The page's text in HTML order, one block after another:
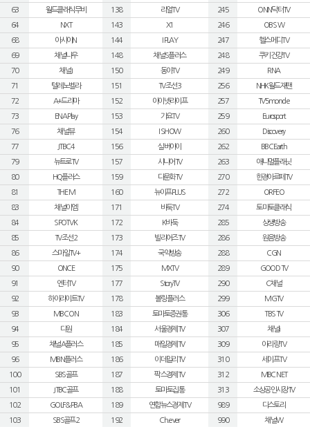
63
월드클래식무비
64
NXT
68
아시아N
69
채널나우
70
채널J
71
텔레노벨라
72
A+드라마
73
ENA Play
76
채널뷰
77
JTBC4
79
뉴트로TV
80
HQ플러스
81
THE M
83
채널이엠
84
SPOTV K
85
TV조선2
86
스마일TV+
90
ONCE
91
엔터TV
92
하이라이트TV
93
MBC ON
94
디원
95
채널A플러스
96
MBN플러스
100
SBS골프
101
JTBC골프
102
GOLF&PBA
103
SBS골프2
138
리얼TV
143
X1
144
I PLAY
148
채널S플러스
150
동아TV
151
TV조선3
152
아이넷라이프
153
가요TV
154
I SHOW
156
실버아이
157
시니어TV
159
다문화TV
160
뉴이프PLUS
171
바둑TV
172
K바둑
173
빌리어즈TV
174
국악방송
175
MXTV
177
StoryTV
178
볼링플러스
183
토마토증권통
184
서울경제TV
185
매일경제TV
186
이데일리TV
187
팍스경제TV
188
토마토집통
189
연합뉴스경제TV
192
Ch.ever
245
ONN닥터TV
246
OBS W
247
헬스메디TV
248
쿠키건강TV
249
RNA
256
NHK월드재팬
257
TV5monde
259
Eurosport
260
Discovery
262
BBC Earth
263
애니멀플래닛
270
한경아르떼TV
272
ORFEO
274
토마토클래식
285
상생방송
286
원음방송
288
CGN
289
GOOD TV
290
C채널
299
MGTV
306
TBS TV
307
채널i
309
아리랑TV
310
세이프TV
312
MBC NET
313
소상공인시장TV
989
디스토리
990
채널W